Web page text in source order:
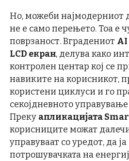
Но, можеби најмодерниот
не е само перењето. Тоа е
поврзаност. Вградениот AI
LCD екран, делува како
контролен центар кој се
навиките на корисникот,
користени циклуси и го
секојдневното
Преку апликацијата
корисниците можат
управуваат со уредот, да
потрошувачката на